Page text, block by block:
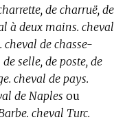
de charruë, de
à deux mains. cheval
cheval de chasse-
selle, de poste, de
cheval de pays.
de Naples ou
cheval Turc.